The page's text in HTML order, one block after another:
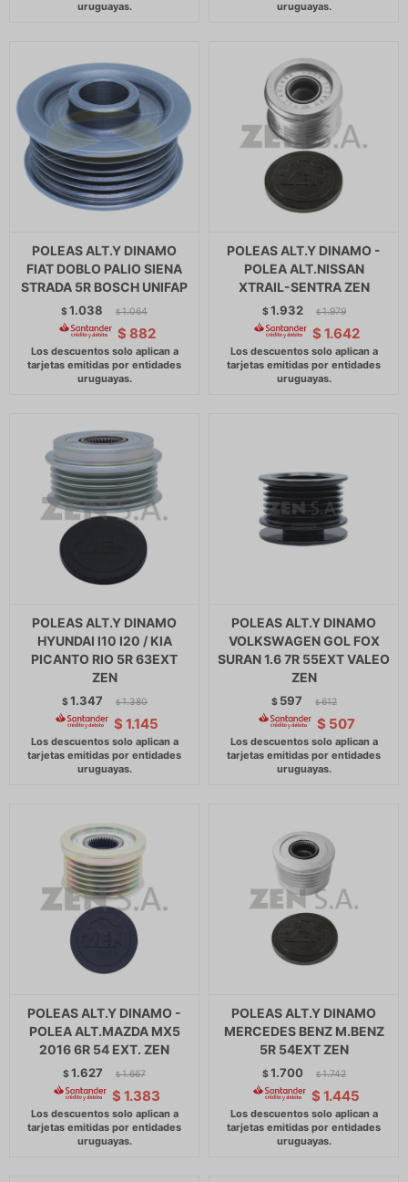
POLEAS ALT.Y DINAMO
FIAT DOBLO PALIO SIENA
STRADA 5R BOSCH UNIFAP
$1.038 $ 1.064
$ 882
POLEAS ALT.Y DINAMO -
POLEA ALT.NISSAN
XTRAIL-SENTRA ZEN
$1.932 $ 1.979
$ 1.642
POLEAS ALT.Y DINAMO
HYUNDAI I10 I20 / KIA
PICANTO RIO 5R 63EXT
ZEN
$1.347 $ 1.380
$ 1.145
POLEAS ALT.Y DINAMO
VOLKSWAGEN GOL FOX
SURAN 1.6 7R 55EXT VALEO
ZEN
$ 597 $ 612
$ 507
POLEAS ALT.Y DINAMO -
POLEA ALT.MAZDA MX5
2016 6R 54 EXT. ZEN
$1.627 $ 1.667
$ 1.383
POLEAS ALT.Y DINAMO
MERCEDES BENZ M.BENZ
5R 54EXT ZEN
$1.700 $ 1.742
$ 1.445